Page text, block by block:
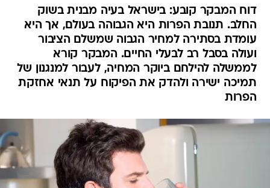
דוח המבקר קובע: בישראל בעיה מבנית בשוק
החלב. תנובת הפרות היא הגבוהה בעולם, אך היא
עומדת בסתירה למחיר הגבוה שמשלם הציבור
ועולה בסבל רב לבעלי החיים. המבקר קורא
לממשלה להילחם ביוקר המחיה, לעבור למנגנון של
תמיכה ישירה ולהדק את הפיקוח על תנאי אחזקת
הפרות